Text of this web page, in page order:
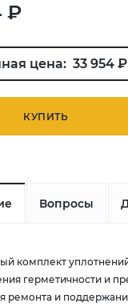
₽
цена: 33 954 ₽
КУПИТЬ
Вопросы
комплект
герметичности и
ремонта и